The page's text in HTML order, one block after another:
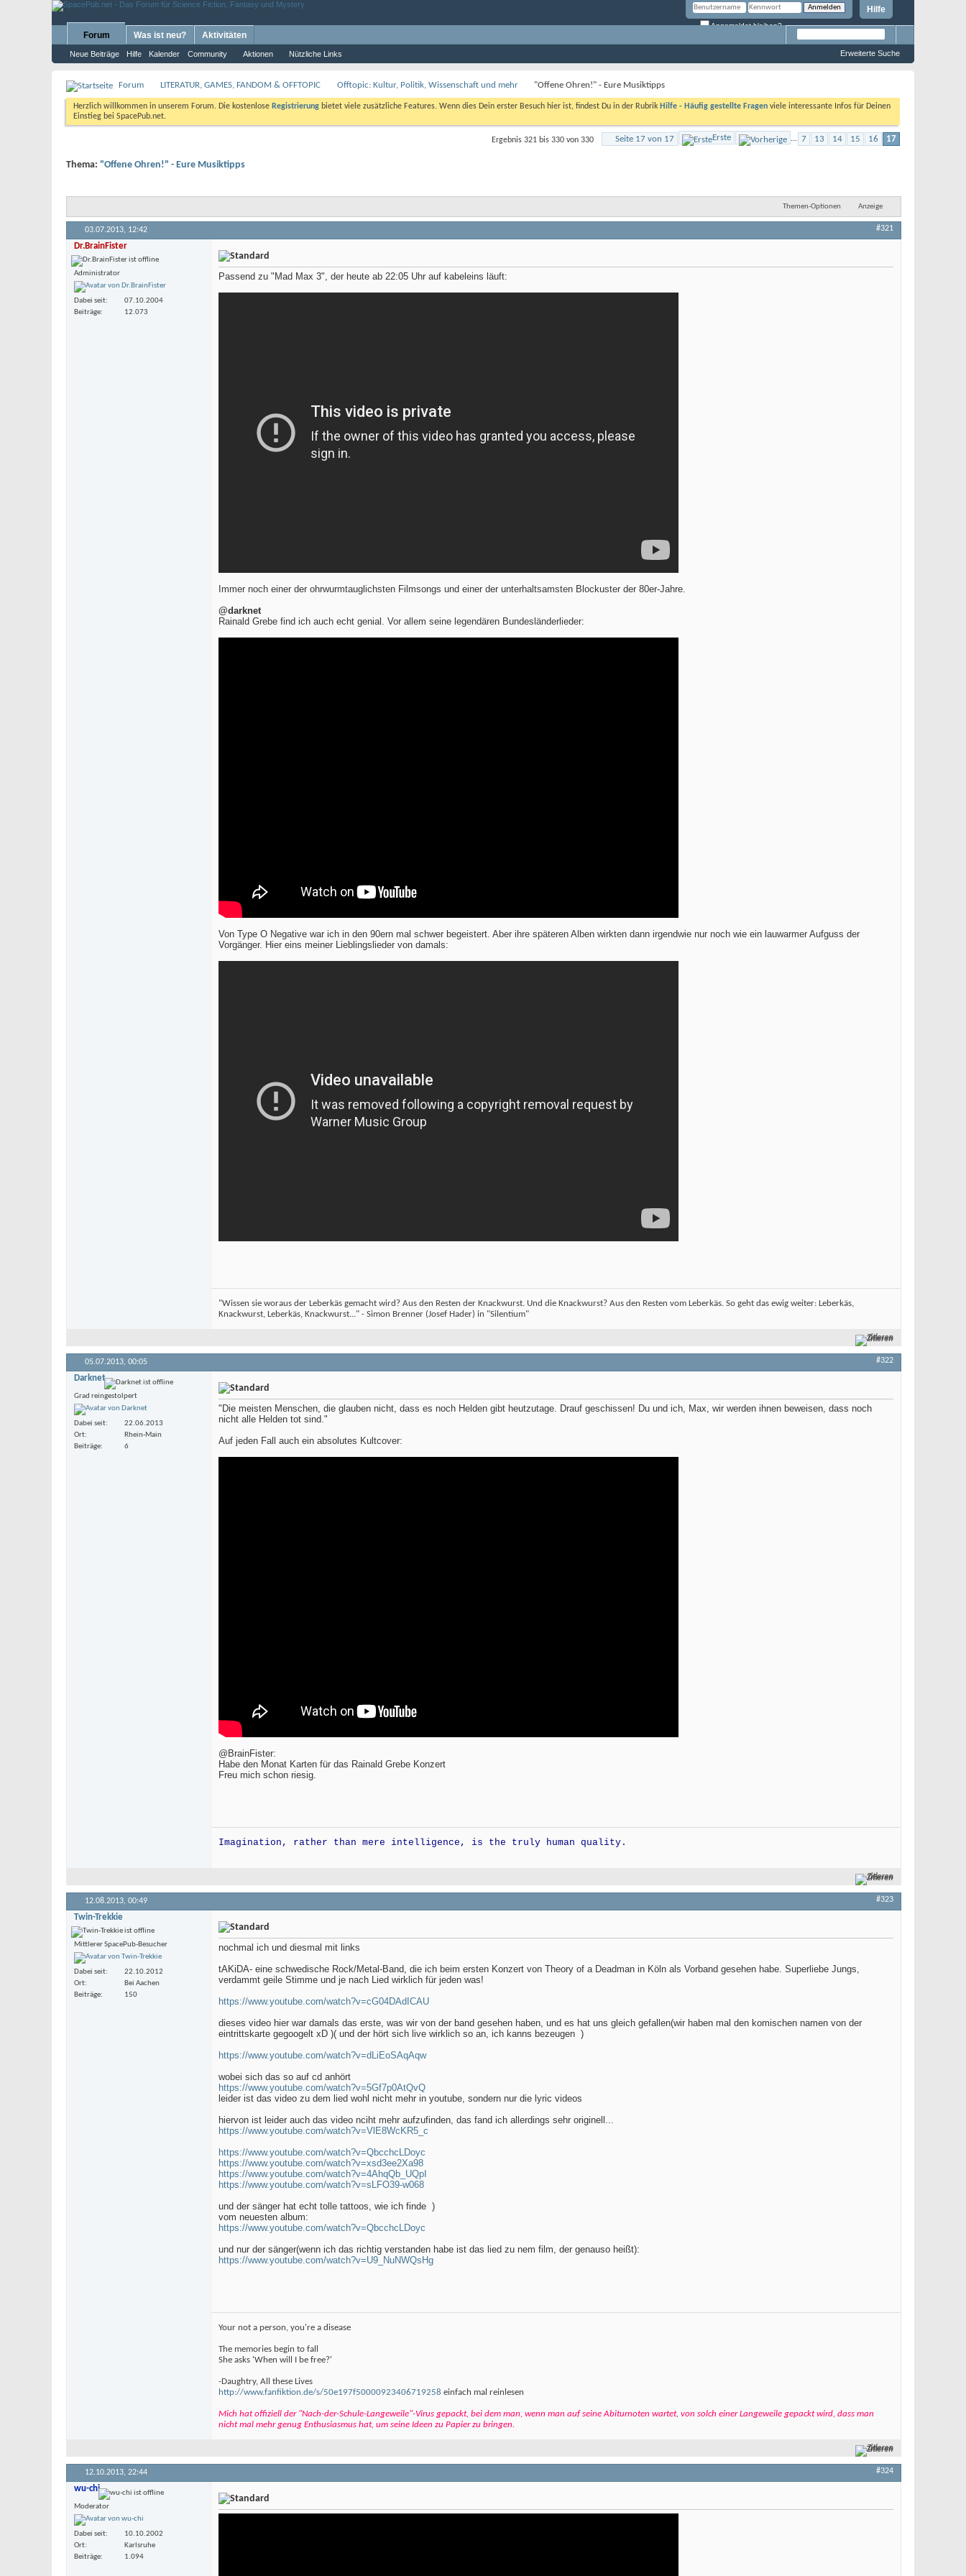
Hilfe
Angemeldet bleiben?
Forum
Neue Beiträge Hilfe Kalender Community Aktionen Nützliche Links
Was ist neu? Aktivitäten
Erweiterte Suche
Forum LITERATUR, GAMES, FANDOM & OFFTOPIC Offtopic: Kultur, Politik, Wissenschaft und mehr "Offene Ohren!" - Eure Musiktipps
Herzlich willkommen in unserem Forum. Die kostenlose Registrierung bietet viele zusätzliche Features. Wenn dies Dein erster Besuch hier ist, findest Du in der Rubrik Hilfe - Häufig gestellte Fragen viele interessante Infos für Deinen
Einstieg bei SpacePub.net.
Seite 17 von 17 Erste ... 7 13 14 15 16 17
Ergebnis 321 bis 330 von 330
Thema: "Offene Ohren!" - Eure Musiktipps
Themen-Optionen Anzeige
03.07.2013, 12:42 #321
Dr.BrainFister
Administrator
Dabei seit
07.10.2004
Beiträge
12.073
Passend zu "Mad Max 3", der heute ab 22:05 Uhr auf kabeleins läuft:
Immer noch einer der ohrwurmtauglichsten Filmsongs und einer der unterhaltsamsten Blockuster der 80er-Jahre.
@darknet
Rainald Grebe find ich auch echt genial. Vor allem seine legendären Bundesländerlieder:
Von Type O Negative war ich in den 90ern mal schwer begeistert. Aber ihre späteren Alben wirkten dann irgendwie nur noch wie ein lauwarmer Aufguss der
Vorgänger. Hier eins meiner Lieblingslieder von damals:
"Wissen sie woraus der Leberkäs gemacht wird? Aus den Resten der Knackwurst. Und die Knackwurst? Aus den Resten vom Leberkäs. So geht das ewig weiter: Leberkäs,
Knackwurst, Leberkäs, Knackwurst..." - Simon Brenner (Josef Hader) in "Silentium"
Zitieren
05.07.2013, 00:05 #322
Darknet
Grad reingestolpert
Dabei seit
22.06.2013
Ort
Rhein-Main
Beiträge
6
"Die meisten Menschen, die glauben nicht, dass es noch Helden gibt heutzutage. Drauf geschissen! Du und ich, Max, wir werden ihnen beweisen, dass noch
nicht alle Helden tot sind."
Auf jeden Fall auch ein absolutes Kultcover:
@BrainFister:
Habe den Monat Karten für das Rainald Grebe Konzert
Freu mich schon riesig.
Imagination, rather than mere intelligence, is the truly human quality.
Zitieren
12.08.2013, 00:49 #323
Twin-Trekkie
Mittlerer SpacePub-Besucher
Dabei seit
22.10.2012
Ort
Bei Aachen
Beiträge
150
nochmal ich und diesmal mit links
tAKiDA- eine schwedische Rock/Metal-Band, die ich beim ersten Konzert von Theory of a Deadman in Köln als Vorband gesehen habe. Superliebe Jungs,
verdammt geile Stimme und je nach Lied wirklich für jeden was!
https://www.youtube.com/watch?v=cG04DAdICAU
dieses video hier war damals das erste, was wir von der band gesehen haben, und es hat uns gleich gefallen(wir haben mal den komischen namen von der
eintrittskarte gegoogelt xD )( und der hört sich live wirklich so an, ich kanns bezeugen )
https://www.youtube.com/watch?v=dLiEoSAqAqw
wobei sich das so auf cd anhört
https://www.youtube.com/watch?v=5Gf7p0AtQvQ
leider ist das video zu dem lied wohl nicht mehr in youtube, sondern nur die lyric videos
hiervon ist leider auch das video nciht mehr aufzufinden, das fand ich allerdings sehr originell...
https://www.youtube.com/watch?v=VlE8WcKR5_c
https://www.youtube.com/watch?v=QbcchcLDoyc
https://www.youtube.com/watch?v=xsd3ee2Xa98
https://www.youtube.com/watch?v=4AhqQb_UQpI
https://www.youtube.com/watch?v=sLFO39-w068
und der sänger hat echt tolle tattoos, wie ich finde )
vom neuesten album:
https://www.youtube.com/watch?v=QbcchcLDoyc
und nur der sänger(wenn ich das richtig verstanden habe ist das lied zu nem film, der genauso heißt):
https://www.youtube.com/watch?v=U9_NuNWQsHg
Your not a person, you're a disease
The memories begin to fall
She asks 'When will I be free?'
-Daughtry, All these Lives
http://www.fanfiktion.de/s/50e197f50000923406719258 einfach mal reinlesen
Mich hat offiziell der "Nach-der-Schule-Langeweile"-Virus gepackt, bei dem man, wenn man auf seine Abiturnoten wartet, von solch einer Langeweile gepackt wird, dass man
nicht mal mehr genug Enthusiasmus hat, um seine Ideen zu Papier zu bringen.
Zitieren
12.10.2013, 22:44 #324
wu-chi
Moderator
Dabei seit
10.10.2002
Ort
Karlsruhe
Beiträge
1.094